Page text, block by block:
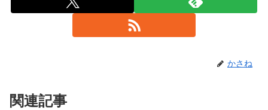
かさね
関連記事